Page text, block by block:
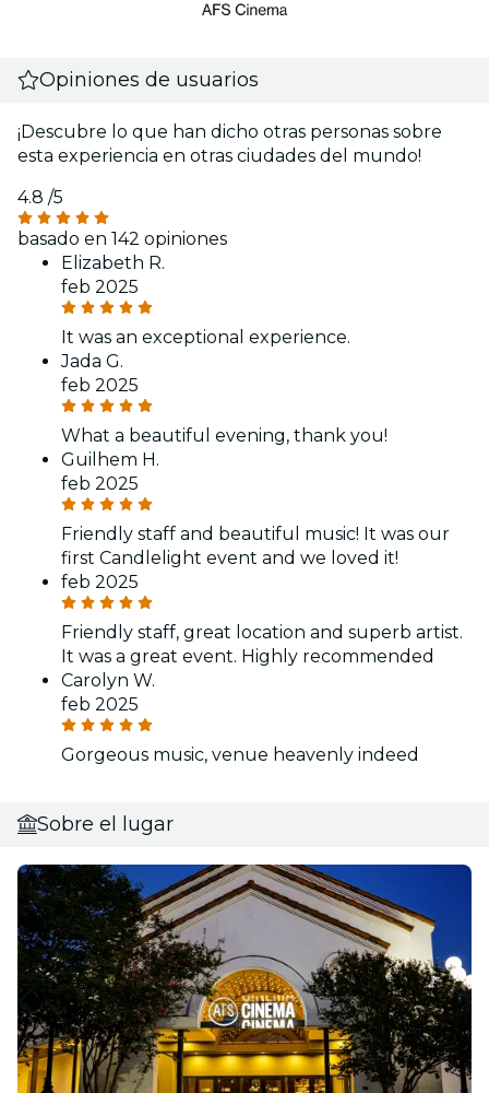
Opiniones de usuarios
¡Descubre lo que han dicho otras personas sobre
esta experiencia en otras ciudades del mundo!
4.8 /5
basado en 142 opiniones
Elizabeth R.
feb 2025
It was an exceptional experience.
Jada G.
feb 2025
What a beautiful evening, thank you!
Guilhem H.
feb 2025
Friendly staff and beautiful music! It was our
first Candlelight event and we loved it!
feb 2025
Friendly staff, great location and superb artist.
It was a great event. Highly recommended
Carolyn W.
feb 2025
Gorgeous music, venue heavenly indeed
Sobre el lugar